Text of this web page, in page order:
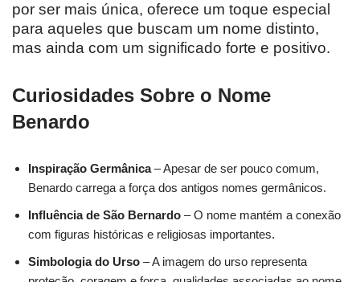
por ser mais única, oferece um toque especial
para aqueles que buscam um nome distinto,
mas ainda com um significado forte e positivo.
Curiosidades Sobre o Nome
Benardo
Inspiração Germânica– Apesar de ser pouco comum,
Benardo carrega a força dos antigos nomes germânicos.
Influência de São Bernardo – O nome mantém a conexão
com figuras históricas e religiosas importantes.
Simbologia do Urso – A imagem do urso representa